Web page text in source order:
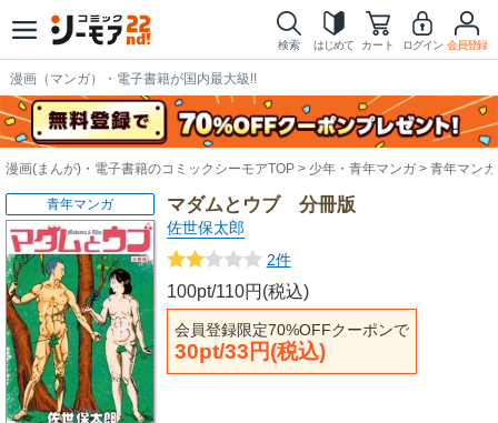
検索 はじめて カート ログイン 会員登録
漫画（マンガ）・電子書籍が国内最大級!!
漫画(まんが)・電子書籍のコミックシーモアTOP 少年・青年マンガ 青年マンガ
マダムとウブ 分冊版
佐世保太郎
2件
100pt/110円(税込)
会員登録限定70%OFFクーポンで
30pt/33円(税込)
青年マンガ